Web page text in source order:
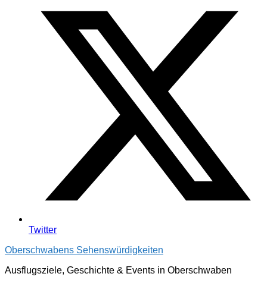
Twitter
Oberschwabens Sehenswürdigkeiten
Ausflugsziele, Geschichte & Events in Oberschwaben